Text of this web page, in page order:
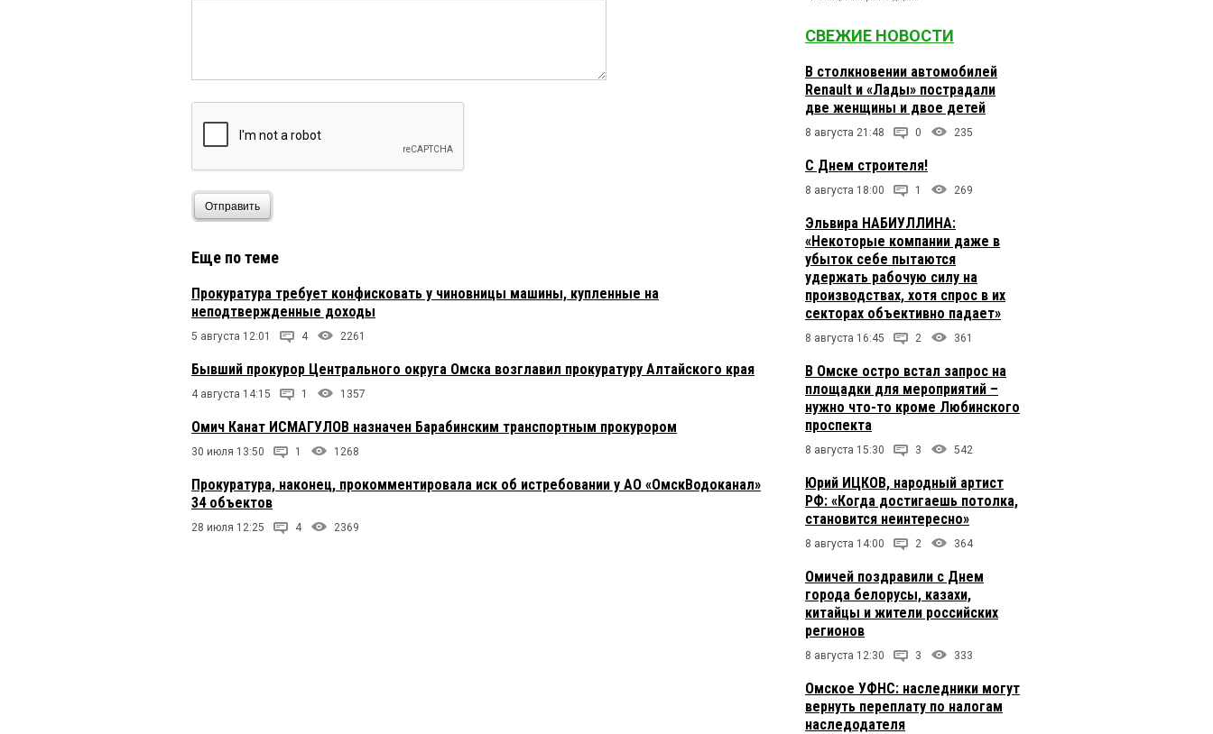
Отправить
Еще по теме
Прокуратура требует конфисковать у чиновницы машины, купленные на
неподтвержденные доходы
5 августа 12:01 4 2261
Бывший прокурор Центрального округа Омска возглавил прокуратуру Алтайского края
4 августа 14:15 1 1357
Омич Канат ИСМАГУЛОВ назначен Барабинским транспортным прокурором
30 июля 13:50 1 1268
Прокуратура, наконец, прокомментировала иск об истребовании у АО «ОмскВодоканал»
34 объектов
28 июля 12:25 4 2369
СВЕЖИЕ НОВОСТИ
В столкновении автомобилей
Renault и «Лады» пострадали
две женщины и двое детей
8 августа 21:48 0 235
С Днем строителя!
8 августа 18:00 1 269
Эльвира НАБИУЛЛИНА:
«Некоторые компании даже в
убыток себе пытаются
удержать рабочую силу на
производствах, хотя спрос в их
секторах объективно падает»
8 августа 16:45 2 361
В Омске остро встал запрос на
площадки для мероприятий –
нужно что-то кроме Любинского
проспекта
8 августа 15:30 3 542
Юрий ИЦКОВ, народный артист
РФ: «Когда достигаешь потолка,
становится неинтересно»
8 августа 14:00 2 364
Омичей поздравили с Днем
города белорусы, казахи,
китайцы и жители российских
регионов
8 августа 12:30 3 333
Омское УФНС: наследники могут
вернуть переплату по налогам
наследодателя